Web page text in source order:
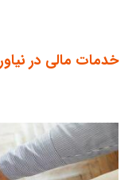
خدمات مالی در